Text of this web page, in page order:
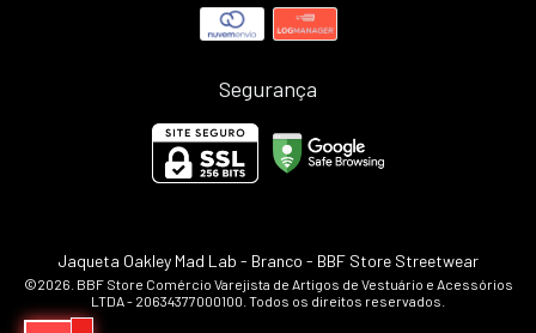
Segurança
Jaqueta Oakley Mad Lab - Branco - BBF Store Streetwear
©2026. BBF Store Comércio Varejista de Artigos de Vestuário e Acessórios
LTDA - 20634377000100. Todos os direitos reservados.